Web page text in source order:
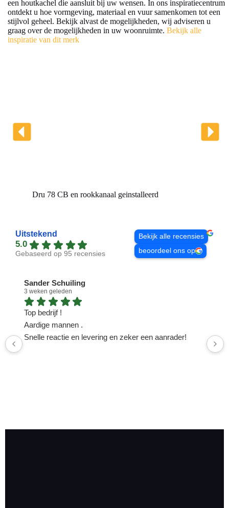
een houtkachel die aansluit bij uw wensen. In ons inspiratiecentrum
ontdekt u hoe vormgeving, materiaal en vuur samenkomen tot een
stijlvol geheel. Bekijk alvast de mogelijkheden, wij adviseren u
graag over de mogelijkheden in uw woonruimte. Bekijk alle
inspiratie van dit merk
Dru 78 CB en rookkanaal geinstalleerd
Uitstekend
5.0
Gebaseerd op 95 recensies
Bekijk alle recensies
beoordeel ons op
Sander Schuiling
3 weken geleden
Top bedrijf !
Aardige mannen .
Snelle reactie en levering en zeker een aanrader!